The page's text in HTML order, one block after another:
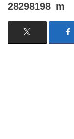
28298198_m